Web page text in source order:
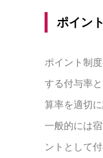
ポイン
ポイント制
する付与率
算率を適切
一般的には
ントとして